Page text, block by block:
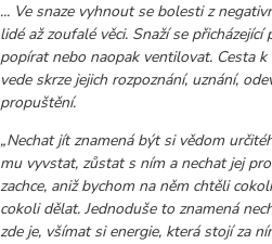
... Ve snaze vyhnout se bolesti z
lidé až zoufalé věci. Snaží se
popírat nebo naopak ventilovat. Cesta k
vede skrze jejich rozpoznání, uznání,
propuštění.
„Nechat jít znamená být si vědom
mu vyvstat, zůstat s ním a nechat jej
zachce, aniž bychom na něm chtěli
cokoli dělat. Jednoduše to znamená
zde je, všímat si energie, která stojí za